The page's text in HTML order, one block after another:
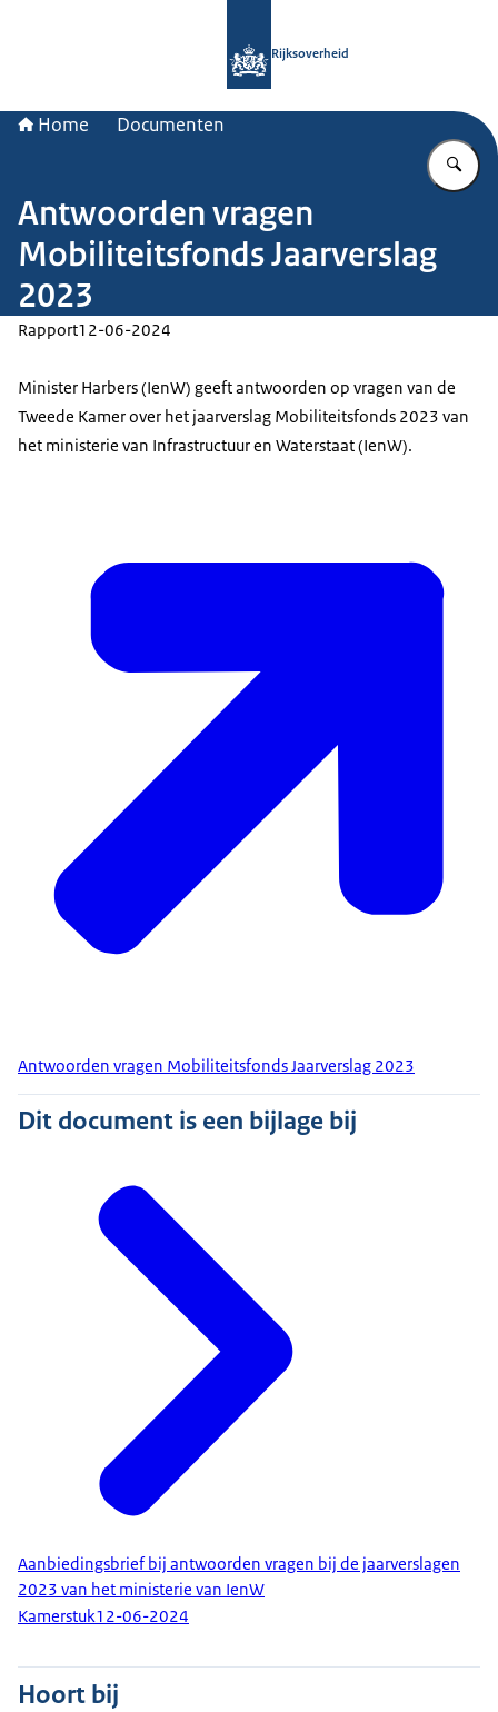
Rijksoverheid
Home Documenten
Antwoorden vragen
Mobiliteitsfonds Jaarverslag
2023
Rapport12-06-2024
Minister Harbers (IenW) geeft antwoorden op vragen van de
Tweede Kamer over het jaarverslag Mobiliteitsfonds 2023 van
het ministerie van Infrastructuur en Waterstaat (IenW).
Antwoorden vragen Mobiliteitsfonds Jaarverslag 2023
Dit document is een bijlage bij
Aanbiedingsbrief bij antwoorden vragen bij de jaarverslagen
2023 van het ministerie van IenW
Kamerstuk12-06-2024
Hoort bij